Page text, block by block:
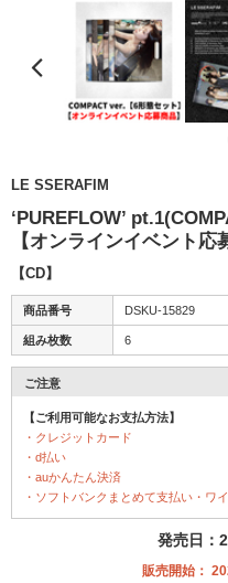
LE SSERAFIM
‘PUREFLOW’
【オンラインイベント応
【CD】
商品番号 DSKU-15829
組み枚数 6
ご注意
【ご利用可能なお支払方法】
・クレジットカード
・d払い
・auかんたん決済
・ソフトバンクまとめて支払い・ワ
発売日：
販売開始：